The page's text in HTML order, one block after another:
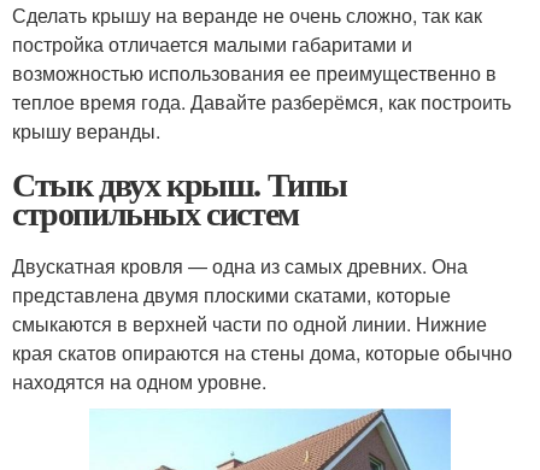
Сделать крышу на веранде не очень сложно, так как
постройка отличается малыми габаритами и
возможностью использования ее преимущественно в
теплое время года. Давайте разберёмся, как построить
крышу веранды.
Стык двух крыш. Типы
стропильных систем
Двускатная кровля — одна из самых древних. Она
представлена двумя плоскими скатами, которые
смыкаются в верхней части по одной линии. Нижние
края скатов опираются на стены дома, которые обычно
находятся на одном уровне.